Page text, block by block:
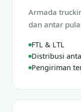
Armada
dan antar
FTL & LTL
Distribusi
Pengiriman